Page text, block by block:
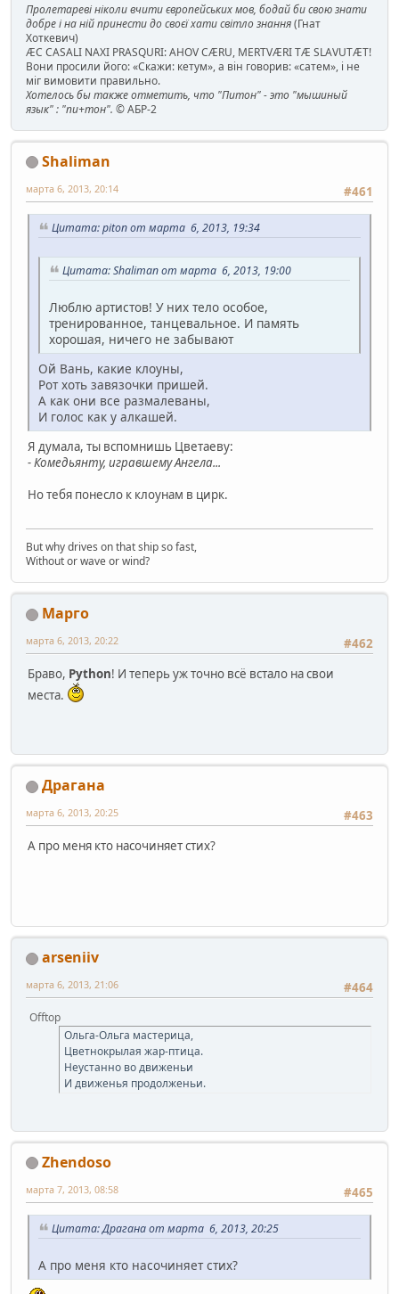
Пролетареві ніколи вчити європейських мов, бодай би свою знати
добре і на ній принести до своєї хати світло знання(Гнат
Хоткевич)
ÆC CASALI NAXI PRASQURI: AHOV CÆRU, MERTVÆRI TÆ SLAVUTÆT!
Вони просили його: «Скажи: кетум», а він говорив: «сатем», і не
міг вимовити правильно.
Хотелось бы также отметить, что "Питон" - это "мышиный
язык" : "пи+тон". © АБР-2
Shaliman
#461
марта 6, 2013, 20:14
Цитата: piton от марта 6, 2013, 19:34
Цитата: Shaliman от марта 6, 2013, 19:00
Люблю артистов! У них тело особое,
тренированное, танцевальное. И память
хорошая, ничего не забывают
Ой Вань, какие клоуны,
Рот хоть завязочки пришей.
А как они все размалеваны,
И голос как у алкашей.
Я думала, ты вспомнишь Цветаеву:
- Комедьянту, игравшему Ангела...
Но тебя понесло к клоунам в цирк.
But why drives on that ship so fast,
Without or wave or wind?
Марго
#462
марта 6, 2013, 20:22
Браво, Python! И теперь уж точно всё встало на свои
места.
Драгана
#463
марта 6, 2013, 20:25
А про меня кто насочиняет стих?
arseniiv
#464
марта 6, 2013, 21:06
Offtop
Ольга-Ольга мастерица,
Цветнокрылая жар-птица.
Неустанно во движеньи
И движенья продолженьи.
Zhendoso
#465
марта 7, 2013, 08:58
Цитата: Драгана от марта 6, 2013, 20:25
А про меня кто насочиняет стих?